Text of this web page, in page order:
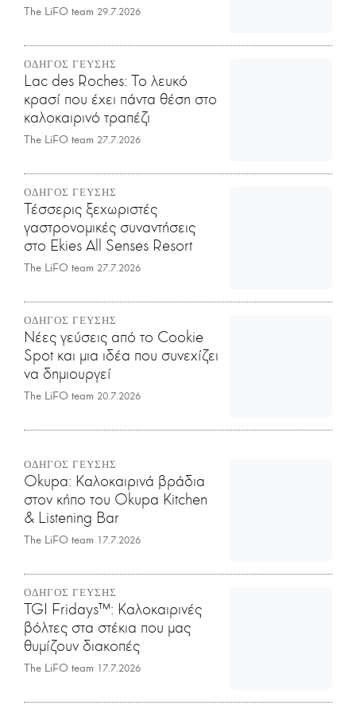
The LiFO team 29.7.2026
ΟΔΗΓΟΣ ΓΕΥΣΗΣ
Lac des Roches: Το λευκό
κρασί που έχει πάντα θέση στο
καλοκαιρινό τραπέζι
The LiFO team 27.7.2026
ΟΔΗΓΟΣ ΓΕΥΣΗΣ
Τέσσερις ξεχωριστές
γαστρονομικές συναντήσεις
στο Ekies All Senses Resort
The LiFO team 27.7.2026
ΟΔΗΓΟΣ ΓΕΥΣΗΣ
Νέες γεύσεις από το Cookie
Spot και μια ιδέα που συνεχίζει
να δημιουργεί
The LiFO team 20.7.2026
ΟΔΗΓΟΣ ΓΕΥΣΗΣ
Okupa: Καλοκαιρινά βράδια
στον κήπο του Okupa Kitchen
& Listening Bar
The LiFO team 17.7.2026
ΟΔΗΓΟΣ ΓΕΥΣΗΣ
TGI Fridays™: Kαλοκαιρινές
βόλτες στα στέκια που μας
θυμίζουν διακοπές
The LiFO team 17.7.2026